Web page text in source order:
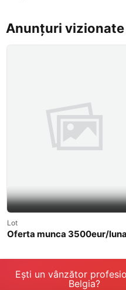
Anunțuri
Lot
Oferta munca 3500eur/luna
Ești un vânzător
Belgia?